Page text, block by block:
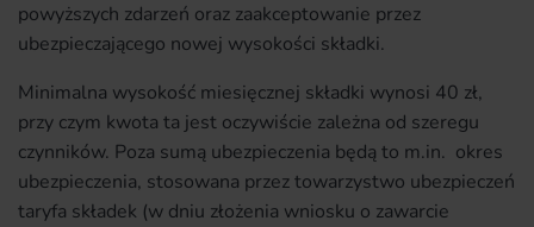
powyższych zdarzeń oraz zaakceptowanie przez
ubezpieczającego nowej wysokości składki.
Minimalna wysokość miesięcznej składki wynosi 40 zł,
przy czym kwota ta jest oczywiście zależna od szeregu
czynników. Poza sumą ubezpieczenia będą to m.in. okres
ubezpieczenia, stosowana przez towarzystwo ubezpieczeń
taryfa składek (w dniu złożenia wniosku o zawarcie